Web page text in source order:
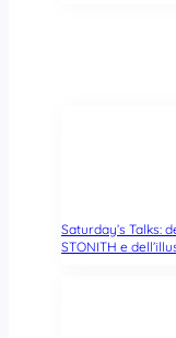
Saturday’s Talks:
STONITH e